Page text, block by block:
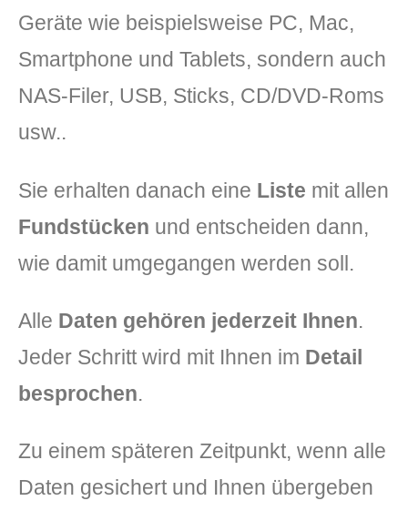
Geräte wie beispielsweise PC, Mac,
Smartphone und Tablets, sondern auch
NAS-Filer, USB, Sticks, CD/DVD-Roms
usw..
Sie erhalten danach eine Liste mit allen
Fundstücken und entscheiden dann,
wie damit umgegangen werden soll.
Alle Daten gehören jederzeit Ihnen.
Jeder Schritt wird mit Ihnen im Detail
besprochen.
Zu einem späteren Zeitpunkt, wenn alle
Daten gesichert und Ihnen übergeben